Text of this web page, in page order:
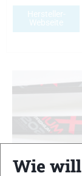
Hersteller-
Webseite
Premium+ C2
Wie